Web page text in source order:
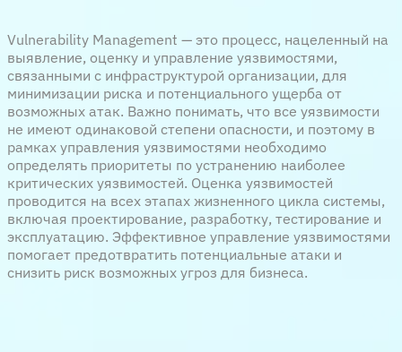
Vulnerability Management — это процесс, нацеленный на
выявление, оценку и управление уязвимостями,
связанными с инфраструктурой организации, для
минимизации риска и потенциального ущерба от
возможных атак. Важно понимать, что все уязвимости
не имеют одинаковой степени опасности, и поэтому в
рамках управления уязвимостями необходимо
определять приоритеты по устранению наиболее
критических уязвимостей. Оценка уязвимостей
проводится на всех этапах жизненного цикла системы,
включая проектирование, разработку, тестирование и
эксплуатацию. Эффективное управление уязвимостями
помогает предотвратить потенциальные атаки и
снизить риск возможных угроз для бизнеса.